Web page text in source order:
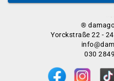
®
Yorckstraße 22 -
030